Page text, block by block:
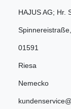
HAJUS AG; Hr.
Spinnereistraße
01591
Riesa
Nemecko